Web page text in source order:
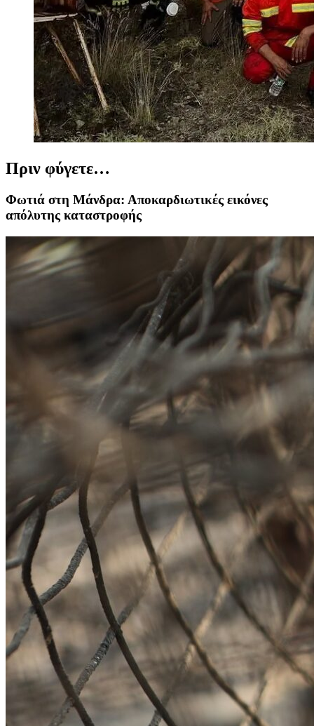
Πριν φύγετε…
Φωτιά στη Μάνδρα: Αποκαρδιωτικές εικόνες
απόλυτης καταστροφής